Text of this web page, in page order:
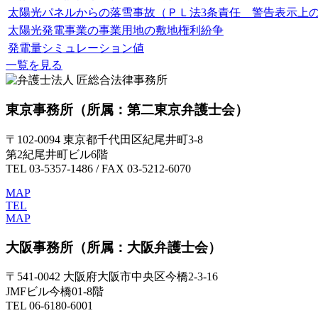
太陽光パネルからの落雪事故（ＰＬ法3条責任 警告表示上
太陽光発電事業の事業用地の敷地権利紛争
発電量シミュレーション値
一覧を見る
東京事務所 （所属：第二東京弁護士会）
〒102-0094 東京都千代田区紀尾井町3-8
第2紀尾井町ビル6階
TEL 03-5357-1486 / FAX 03-5212-6070
MAP
TEL
MAP
大阪事務所 （所属：大阪弁護士会）
〒541-0042 大阪府大阪市中央区今橋2-3-16
JMFビル今橋01-8階
TEL 06-6180-6001